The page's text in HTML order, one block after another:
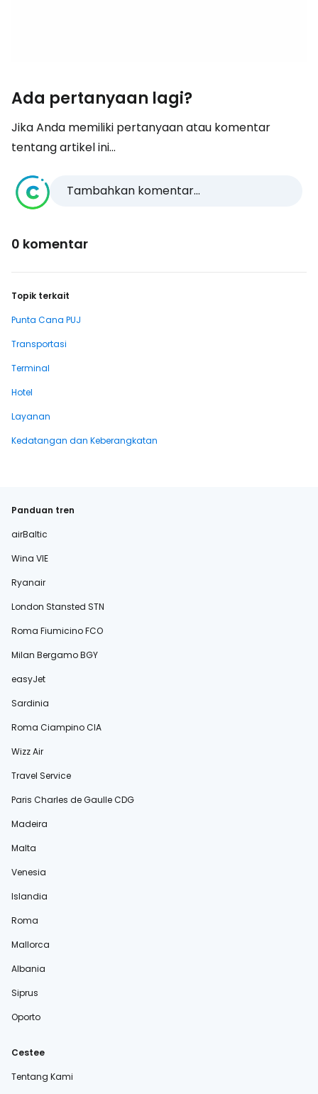
Ada pertanyaan lagi?
Jika Anda memiliki pertanyaan atau komentar
tentang artikel ini...
Tambahkan komentar...
0 komentar
Topik terkait
Punta Cana PUJ
Transportasi
Terminal
Hotel
Layanan
Kedatangan dan Keberangkatan
Panduan tren
airBaltic
Wina VIE
Ryanair
London Stansted STN
Roma Fiumicino FCO
Milan Bergamo BGY
easyJet
Sardinia
Roma Ciampino CIA
Wizz Air
Travel Service
Paris Charles de Gaulle CDG
Madeira
Malta
Venesia
Islandia
Roma
Mallorca
Albania
Siprus
Oporto
Cestee
Tentang Kami